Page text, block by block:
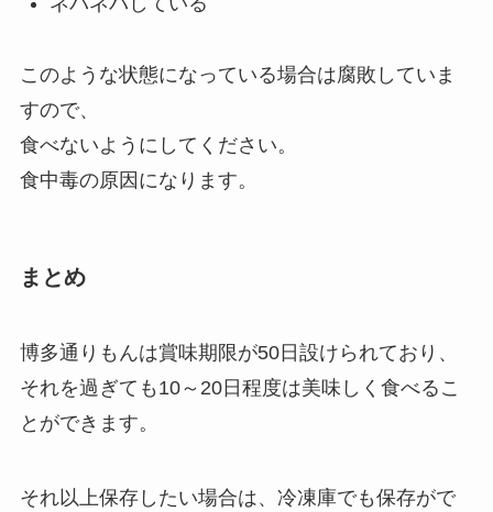
このような状態になっている場合は腐敗していま
すので、
食べないようにしてください。
食中毒の原因になります。
まとめ
博多通りもんは賞味期限が50日設けられており、
それを過ぎても10～20日程度は美味しく食べるこ
とができます。
それ以上保存したい場合は、冷凍庫でも保存がで